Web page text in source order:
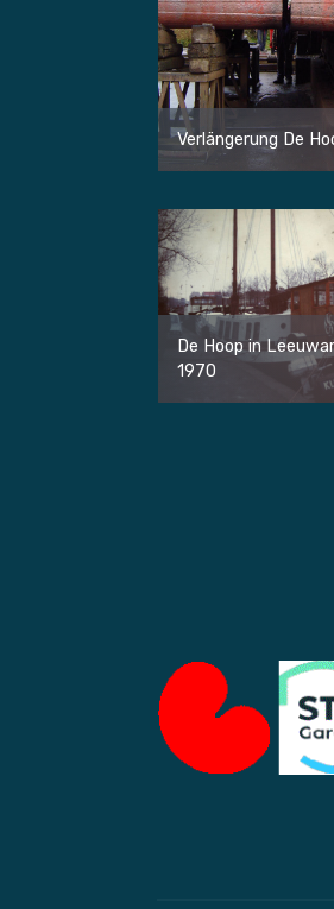
Verlängerung De
De Hoop in
1970